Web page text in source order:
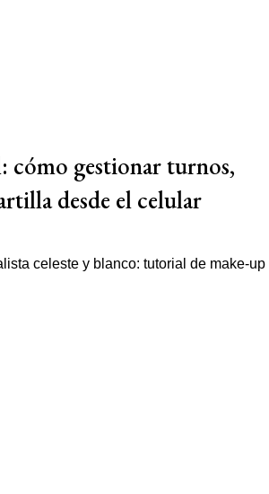
gestionar turnos,
desde el celular